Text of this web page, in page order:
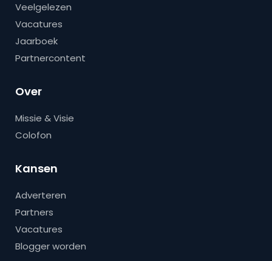
Veelgelezen
Vacatures
Jaarboek
Partnercontent
Over
Missie & Visie
Colofon
Kansen
Adverteren
Partners
Vacatures
Blogger worden